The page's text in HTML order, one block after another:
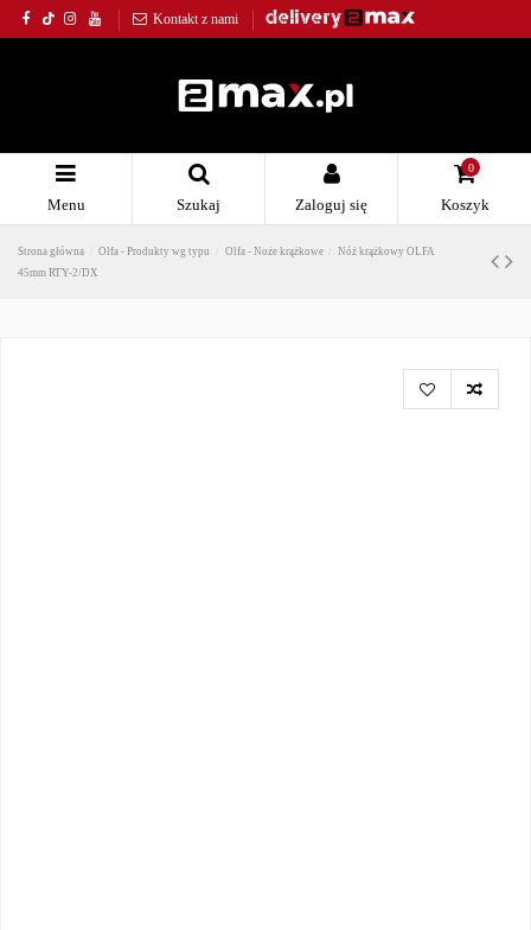
Kontakt z nami
Menu Szukaj Zaloguj się
0
Koszyk
Strona główna Olfa - Produkty wg typu Olfa - Noże krążkowe
Nóż krążkowy OLFA
45mm RTY-2/DX